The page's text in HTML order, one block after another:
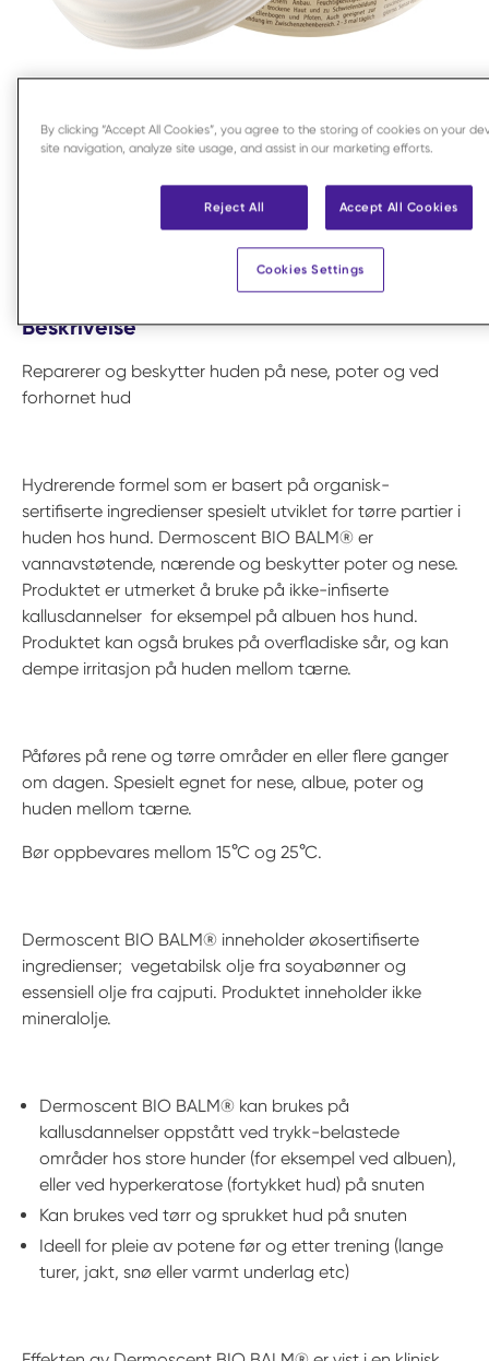
Beskrivelse
Reparerer og beskytter huden på nese, poter og ved
forhornet hud
Hydrerende formel som er basert på organisk-
sertifiserte ingredienser spesielt utviklet for tørre partier i
huden hos hund. Dermoscent BIO BALM® er
vannavstøtende, nærende og beskytter poter og nese.
Produktet er utmerket å bruke på ikke-infiserte
kallusdannelser for eksempel på albuen hos hund.
Produktet kan også brukes på overfladiske sår, og kan
dempe irritasjon på huden mellom tærne.
Påføres på rene og tørre områder en eller flere ganger
om dagen. Spesielt egnet for nese, albue, poter og
huden mellom tærne.
Bør oppbevares mellom 15°C og 25°C.
Dermoscent BIO BALM® inneholder økosertifiserte
ingredienser; vegetabilsk olje fra soyabønner og
essensiell olje fra cajputi. Produktet inneholder ikke
mineralolje.
Dermoscent BIO BALM® kan brukes på
kallusdannelser oppstått ved trykk-belastede
områder hos store hunder (for eksempel ved albuen),
eller ved hyperkeratose (fortykket hud) på snuten
Kan brukes ved tørr og sprukket hud på snuten
Ideell for pleie av potene før og etter trening (lange
turer, jakt, snø eller varmt underlag etc)
By clicking “Accept All Cookies”, you agree to the storing of cookies on your
site navigation, analyze site usage, and assist in our marketing efforts.
Reject All Accept All Cookies
Cookies Settings